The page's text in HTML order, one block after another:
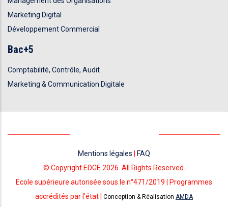
Marketing Digital
Développement Commercial
Bac+5
Comptabilité, Contrôle, Audit
Marketing & Communication Digitale
Mentions légales | FAQ
© Copyright EDGE 2026. All Rights Reserved.
Ecole supérieure autorisée sous le n°471/2019 | Programmes
accrédités par l’état | Conception & Réalisation AMDA